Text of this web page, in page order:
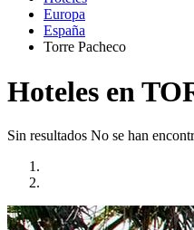
Europa
España
Torre Pacheco
Hoteles en
Sin resultados No se han